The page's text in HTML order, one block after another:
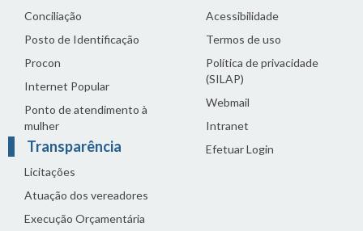
Conciliação
Posto de Identificação
Procon
Internet Popular
Ponto de atendimento à
mulher
Transparência
Licitações
Atuação dos vereadores
Execução Orçamentária
Acessibilidade
Termos de uso
Política de privacidade
(SILAP)
Webmail
Intranet
Efetuar Login